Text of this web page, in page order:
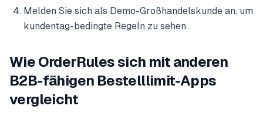
Melden Sie sich als Demo-Großhandelskunde an, um
kundentag-bedingte Regeln zu sehen.
Wie OrderRules sich mit anderen
B2B-fähigen Bestelllimit-Apps
vergleicht